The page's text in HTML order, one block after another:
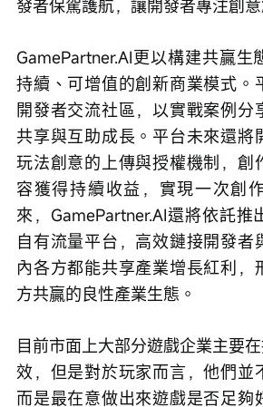
發者保駕護航，讓開發者專注創意
GamePartner.AI更以構建共贏生
持續、可增值的創新商業模式。
開發者交流社區，以實戰案例分
共享與互助成長。平台未來還將
玩法創意的上傳與授權機制，創
容獲得持續收益，實現一次創
來，GamePartner.AI還將依託推
自有流量平台，高效鏈接開發者
內各方都能共享產業增長紅利，
方共贏的良性產業生態。
目前市面上大部分遊戲企業主要
效，但是對於玩家而言，他們並
而是最在意做出來遊戲是否足夠